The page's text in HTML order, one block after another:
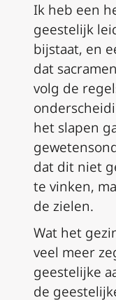
Ik heb een
geestelijk
bijstaat, en
dat
volg de
het slapen
dat dit niet
te vinken,
de zielen.
Wat het
veel meer
geestelijke
de